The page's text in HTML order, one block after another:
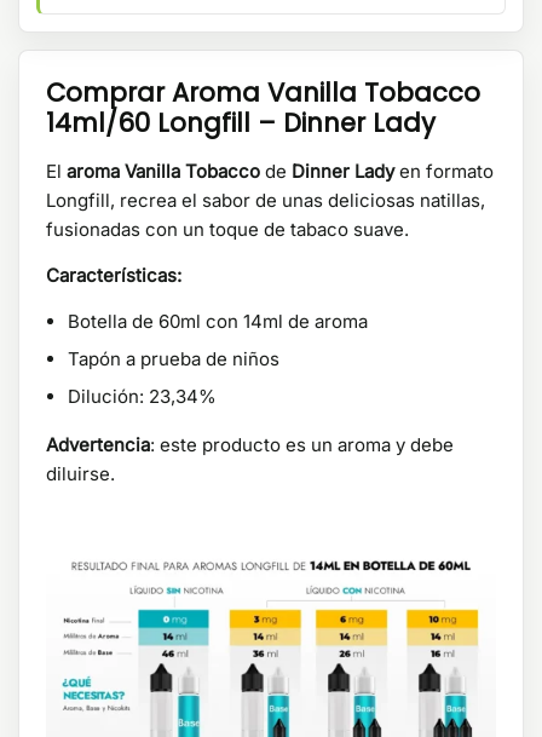
Comprar Aroma Vanilla Tobacco
14ml/60 Longfill – Dinner Lady
El aroma Vanilla Tobacco de Dinner Ladyen formato
Longfill, recrea el sabor de unas deliciosas natillas,
fusionadas con un toque de tabaco suave.
Características:
Botella de 60ml con 14ml de aroma
Tapón a prueba de niños
Dilución: 23,34%
Advertencia: este producto es un aroma y debe
diluirse.